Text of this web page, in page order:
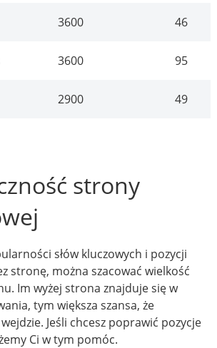
3600 46
3600 95
2900 49
strony
słów kluczowych i pozycji
stronę, można szacować wielkość
Im wyżej strona znajduje się w
tym większa szansa, że
Jeśli chcesz poprawić pozycje
Ci w tym pomóc.